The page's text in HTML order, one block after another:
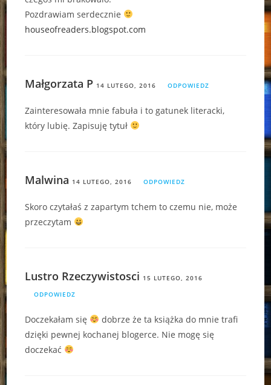
Pozdrawiam serdecznie
houseofreaders.blogspot.com
Małgorzata P 14 LUTEGO, 2016 ODPOWIEDZ
Zainteresowała mnie fabuła i to gatunek literacki,
który lubię. Zapisuję tytuł
Malwina 14 LUTEGO, 2016 ODPOWIEDZ
Skoro czytałaś z zapartym tchem to czemu nie, może
przeczytam
Lustro Rzeczywistosci 15 LUTEGO, 2016
ODPOWIEDZ
Doczekałam się
dobrze że ta książka do mnie trafi
dzięki pewnej kochanej blogerce. Nie mogę się
doczekać